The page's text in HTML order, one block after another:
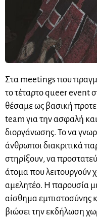
Στα meetings που
το τέταρτο queer event
θέσαμε ως βασική
team για την ασφαλή
διοργάνωσης. Το να
άνθρωποι διακριτικά
στηρίξουν, να
άτομα που λειτουργούν
αμελητέο. Η παρουσία
αίσθημα εμπιστοσύνης
βιώσει την εκδήλωση